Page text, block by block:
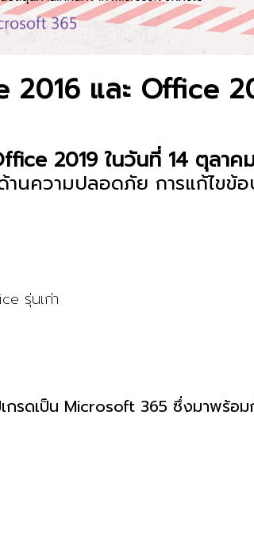
2016 และ Office
2019 ในวันที่ 14 ตุลาค
านความปลอดภัย การแก้ไขข้
รุ่นเก่า
กรดเป็น Microsoft 365 ซึ่งมาพร้อม